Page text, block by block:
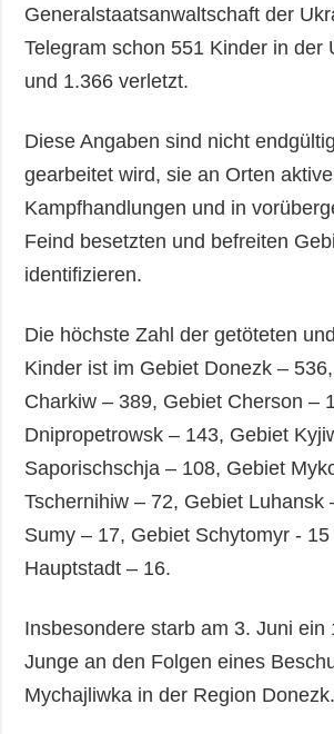
Generalstaatsanwaltschaft der
Telegram schon 551 Kinder in der
und 1.366 verletzt.
Diese Angaben sind nicht
gearbeitet wird, sie an Orten
Kampfhandlungen und in
Feind besetzten und befreiten
identifizieren.
Die höchste Zahl der getöteten
Kinder ist im Gebiet Donezk –
Charkiw – 389, Gebiet Cherson –
Dnipropetrowsk – 143, Gebiet
Saporischschja – 108, Gebiet
Tschernihiw – 72, Gebiet Luhansk
Sumy – 17, Gebiet Schytomyr -
Hauptstadt – 16.
Insbesondere starb am 3. Juni ein
Junge an den Folgen eines
Mychajliwka in der Region Donezk.